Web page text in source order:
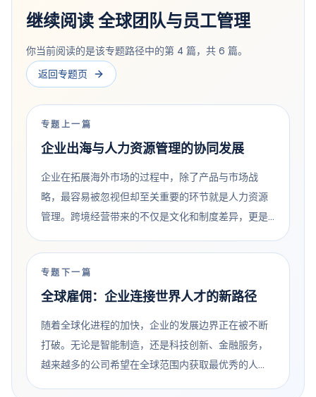
继续阅读 全球团队与员工管理
你当前阅读的是该专题路径中的第 4 篇，共 6 篇。
返回专题页
专题上一篇
企业出海与人力资源管理的协同发展
企业在拓展海外市场的过程中，除了产品与市场战
略，最容易被忽视但却至关重要的环节就是人力资源
管理。跨境经营带来的不仅是文化和制度差异，更是
无法有效管理人力资源，企业的全球化进程很可能会
因为用工风险或效率问题而受阻。 在全球化进程加速
的今天，企业出海与人力资源管理已经密不可分。国
专题下一篇
全球雇佣：企业连接世界人才的新路径
随着全球化进程的加快，企业的发展边界正在被不断
打破。无论是智能制造，还是科技创新、金融服务，
越来越多的公司希望在全球范围内获取最优秀的人